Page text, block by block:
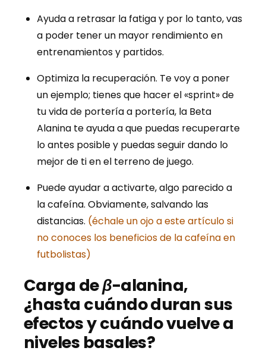
Ayuda a retrasar la fatiga y por lo tanto, vas
a poder tener un mayor rendimiento en
entrenamientos y partidos.
Optimiza la recuperación. Te voy a poner
un ejemplo; tienes que hacer el «sprint» de
tu vida de portería a portería, la Beta
Alanina te ayuda a que puedas recuperarte
lo antes posible y puedas seguir dando lo
mejor de ti en el terreno de juego.
Puede ayudar a activarte, algo parecido a
la cafeína. Obviamente, salvando las
distancias. (échale un ojo a este artículo si
no conoces los beneficios de la cafeína en
futbolistas)
Carga deβ-alanina,
¿hasta cuándo duran sus
efectos y cuándo vuelve a
niveles basales?